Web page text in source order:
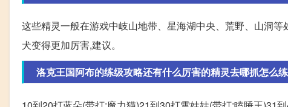
这些精灵一般在游戏中岐山地带、星海湖中央、荒野、山洞
犬变得更加厉害,建议。
洛克王国阿布的练级攻略还有什么厉害的精灵去哪抓怎么